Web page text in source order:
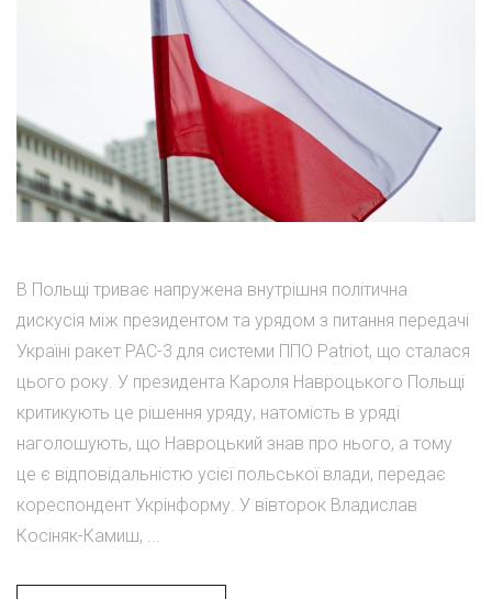
В Польщі триває напружена внутрішня політична
дискусія між президентом та урядом з питання передачі
Україні ракет PAC-3 для системи ППО Patriot, що сталася
цього року. У президента Кароля Навроцького Польщі
критикують це рішення уряду, натомість в уряді
наголошують, що Навроцький знав про нього, а тому
це є відповідальністю усієї польської влади, передає
кореспондент Укрінформу. У вівторок Владислав
Косіняк-Камиш, ...